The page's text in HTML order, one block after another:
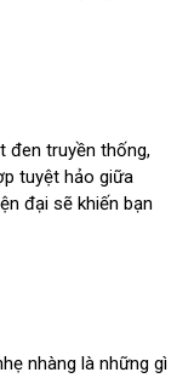
đen truyền thống,
tuyệt hảo giữa
đại sẽ khiến bạn
nhàng là những gì